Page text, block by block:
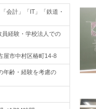
会計」「IT」「鉄道・
経験・学校法人での
屋市中村区椿町14-8
年齢・経験を考慮の